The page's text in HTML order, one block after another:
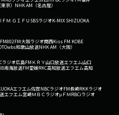
京） NHK AM（名古屋）
ＦＭ ＧＩＦＵ SBSラジオK-MIX SHIZUOKA
FM802FM大阪ラジオ関西Kiss FM KOBE
wbs和歌山放送NHK AM（大阪）
ラジオ広島FM ＫＲＹ山口放送エフエム山口
南海放送FM愛媛RKC高知放送エフエム高知
エフエム佐賀NBCラジオFM長崎RKKラジオ
エフエム宮崎ＭＢＣラジオμＦＭRBCiラジオ